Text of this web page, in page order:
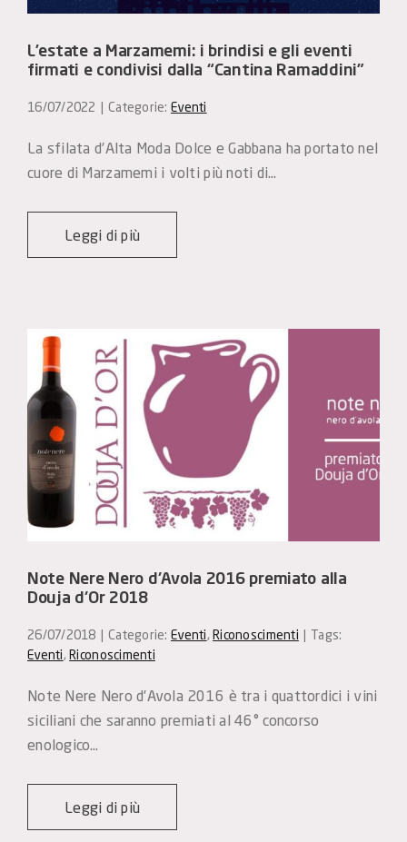
L’estate a Marzamemi: i brindisi e gli eventi
firmati e condivisi dalla “Cantina Ramaddini”
16/07/2022 | Categorie: Eventi
La sfilata d’Alta Moda Dolce e Gabbana ha portato nel
cuore di Marzamemi i volti più noti di…
Leggi di più
Note Nere Nero d'Avola 2016 premiato alla
Douja d'Or 2018
26/07/2018 | Categorie: Eventi,Riconoscimenti | Tags:
Eventi,Riconoscimenti
Note Nere Nero d’Avola 2016 è tra i quattordici i vini
siciliani che saranno premiati al 46° concorso
enologico…
Leggi di più